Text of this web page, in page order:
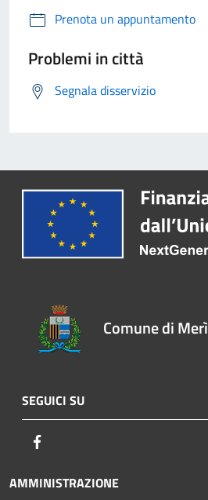
Prenota un appuntamento
Problemi in città
Segnala disservizio
Comune di Merì
SEGUICI SU
AMMINISTRAZIONE